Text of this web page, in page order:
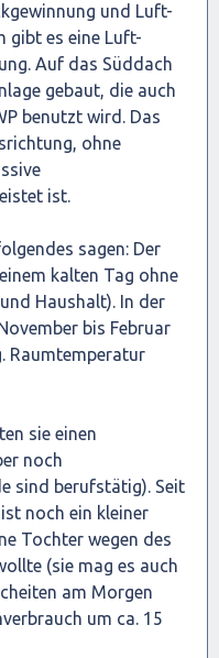
und Luft-
gibt es eine Luft-
Auf das Süddach
gebaut, die auch
benutzt wird. Das
ohne
ist.
sagen: Der
kalten Tag ohne
Haushalt). In der
bis Februar
Raumtemperatur
sie einen
noch
sind berufstätig). Seit
noch ein kleiner
Tochter wegen des
(sie mag es auch
am Morgen
um ca. 15